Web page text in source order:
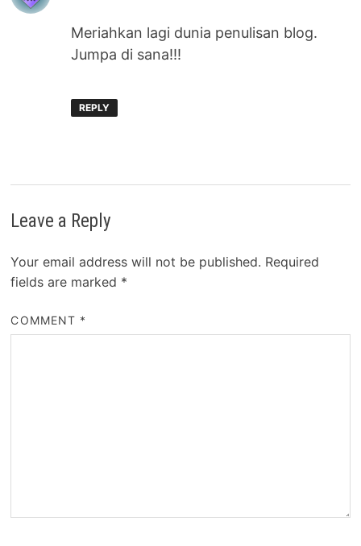
Meriahkan lagi dunia penulisan blog.
Jumpa di sana!!!
REPLY
Leave a Reply
Your email address will not be published. Required
fields are marked *
COMMENT *